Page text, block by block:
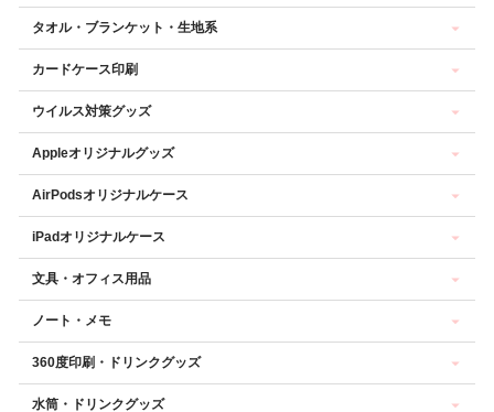
タオル・ブランケット・生地系
カードケース印刷
ウイルス対策グッズ
Appleオリジナルグッズ
AirPodsオリジナルケース
iPadオリジナルケース
文具・オフィス用品
ノート・メモ
360度印刷・ドリンクグッズ
水筒・ドリンクグッズ